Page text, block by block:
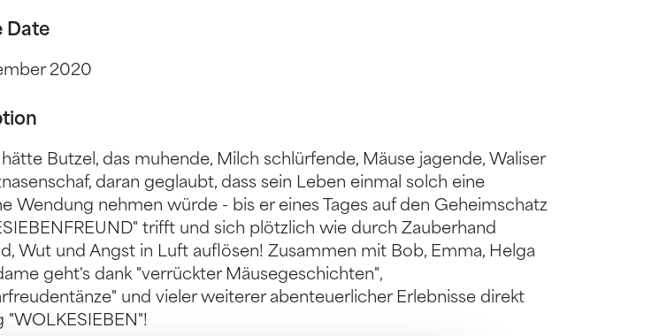
Date
2020
Butzel, das muhende, Milch schlürfende, Mäuse jagende, Waliser
daran geglaubt, dass sein Leben einmal solch eine
Wendung nehmen würde - bis er eines Tages auf den Geheimschatz
trifft und sich plötzlich wie durch Zauberhand
Wut und Angst in Luft auflösen! Zusammen mit Bob, Emma, Helga
geht's dank "verrückter Mäusegeschichten",
und vieler weiterer abenteuerlicher Erlebnisse direkt
"WOLKESIEBEN"!